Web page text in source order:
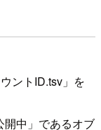
ントID.tsv」を
開中」であるオブ